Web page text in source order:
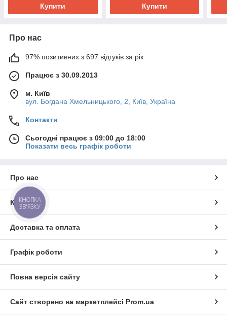
Купити Купити
Про нас
97% позитивних з 697 відгуків за рік
Працює з 30.09.2013
м. Київ
вул. Богдана Хмельницького, 2, Київ, Україна
Контакти
Сьогодні працює з 09:00 до 18:00
Показати весь графік роботи
Про нас
Контакти
Доставка та оплата
Графік роботи
Повна версія сайту
Сайт створено на маркетплейсі Prom.ua
КНОПКА
ЗВ'ЯЗКУ